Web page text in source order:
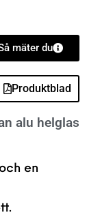
mäter du
Produktblad
alu helglas
en